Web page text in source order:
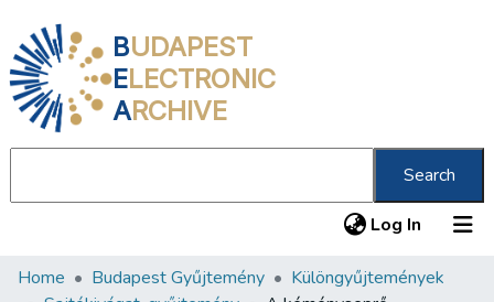
BUDAPEST
ELECTRONIC
ARCHIVE
Search
Log In (current)
Communities & Collections
Home Budapest Gyűjtemény
Különgyűjtemények